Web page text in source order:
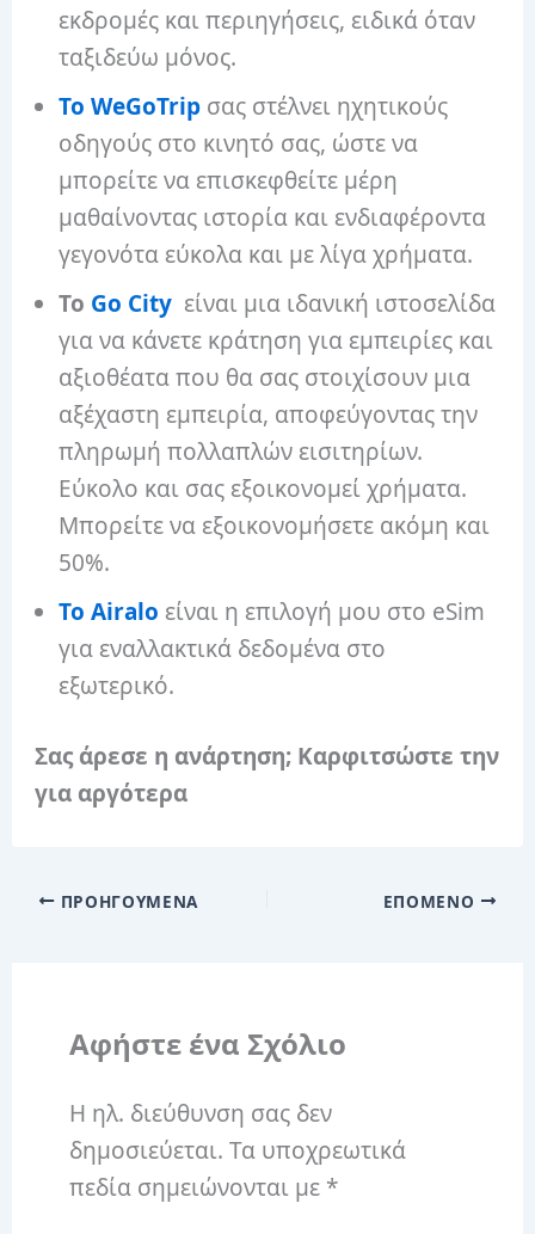
εκδρομές και περιηγήσεις, ειδικά όταν
ταξιδεύω μόνος.
Το WeGoTrip σας στέλνει ηχητικούς
οδηγούς στο κινητό σας, ώστε να
μπορείτε να επισκεφθείτε μέρη
μαθαίνοντας ιστορία και ενδιαφέροντα
γεγονότα εύκολα και με λίγα χρήματα.
Το Go City είναι μια ιδανική ιστοσελίδα
για να κάνετε κράτηση για εμπειρίες και
αξιοθέατα που θα σας στοιχίσουν μια
αξέχαστη εμπειρία, αποφεύγοντας την
πληρωμή πολλαπλών εισιτηρίων.
Εύκολο και σας εξοικονομεί χρήματα.
Μπορείτε να εξοικονομήσετε ακόμη και
50%.
Το Airalo είναι η επιλογή μου στο eSim
για εναλλακτικά δεδομένα στο
εξωτερικό.
Σας άρεσε η ανάρτηση; Καρφιτσώστε την
για αργότερα
ΠΡΟΗΓΟΎΜΕΝΑ ΕΠΌΜΕΝΟ
Αφήστε ένα Σχόλιο
Η ηλ. διεύθυνση σας δεν
δημοσιεύεται. Τα υποχρεωτικά
πεδία σημειώνονται με *